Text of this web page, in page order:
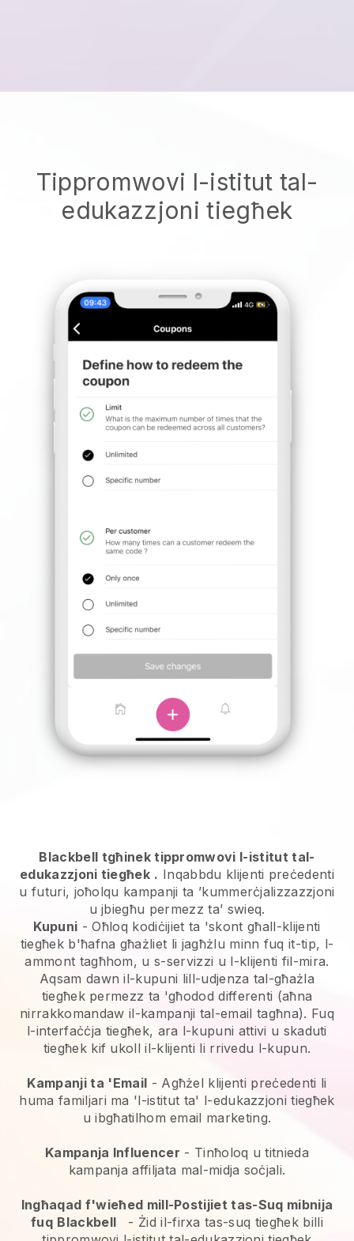
Tippromwovi l-istitut tal-
edukazzjoni tiegħek
Blackbell tgħinek tippromwovi l-istitut tal-
edukazzjoni tiegħek . Inqabbdu klijenti preċedenti
u futuri, joħolqu kampanji ta ’kummerċjalizzazzjoni
u jbiegħu permezz ta’ swieq.
Kupuni - Oħloq kodiċijiet ta 'skont għall-klijenti
tiegħek b'ħafna għażliet li jagħżlu minn fuq it-tip, l-
ammont tagħhom, u s-servizzi u l-klijenti fil-mira.
Aqsam dawn il-kupuni lill-udjenza tal-għażla
tiegħek permezz ta 'għodod differenti (aħna
nirrakkomandaw il-kampanji tal-email tagħna). Fuq
l-interfaċċja tiegħek, ara l-kupuni attivi u skaduti
tiegħek kif ukoll il-klijenti li rrivedu l-kupun.
Kampanji ta 'Email - Agħżel klijenti preċedenti li
huma familjari ma 'l-istitut ta' l-edukazzjoni tiegħek
u ibgħatilhom email marketing.
Kampanja Influencer - Tinħoloq u titnieda
kampanja affiljata mal-midja soċjali.
Ingħaqad f'wieħed mill-Postijiet tas-Suq mibnija
fuq Blackbell - Żid il-firxa tas-suq tiegħek billi